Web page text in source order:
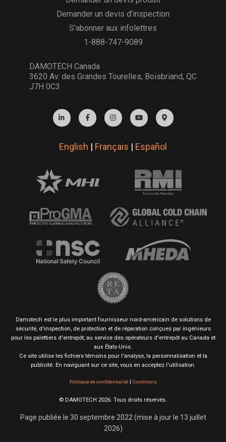
Demander un devis d'inspection
S'abonner aux infolettres
1-888-747-9089
DAMOTECH Canada
3620 Av. des Grandes Tourelles, Boisbriand, QC
J7H 0C3
English | Français | Español
Damotech est le plus important fournisseur nord-américain de solutions de
sécurité, d'inspection, de protection et de réparation conçues par ingénieurs
pour les palettiers d'entrepôt, au service des opérateurs d'entrepôt au Canada et
aux États-Unis.
Ce site utilise les fichiers témoins pour l'analyse, la personnalisation et la
publicité. En naviguant sur ce site, vous en acceptez l'utilisation.
Politique de confidentialité| Conditions
© DAMOTECH 2026. Tous droits réservés.
Page publiée le 30 septembre 2022 (mise à jour le 13 juillet
2026)